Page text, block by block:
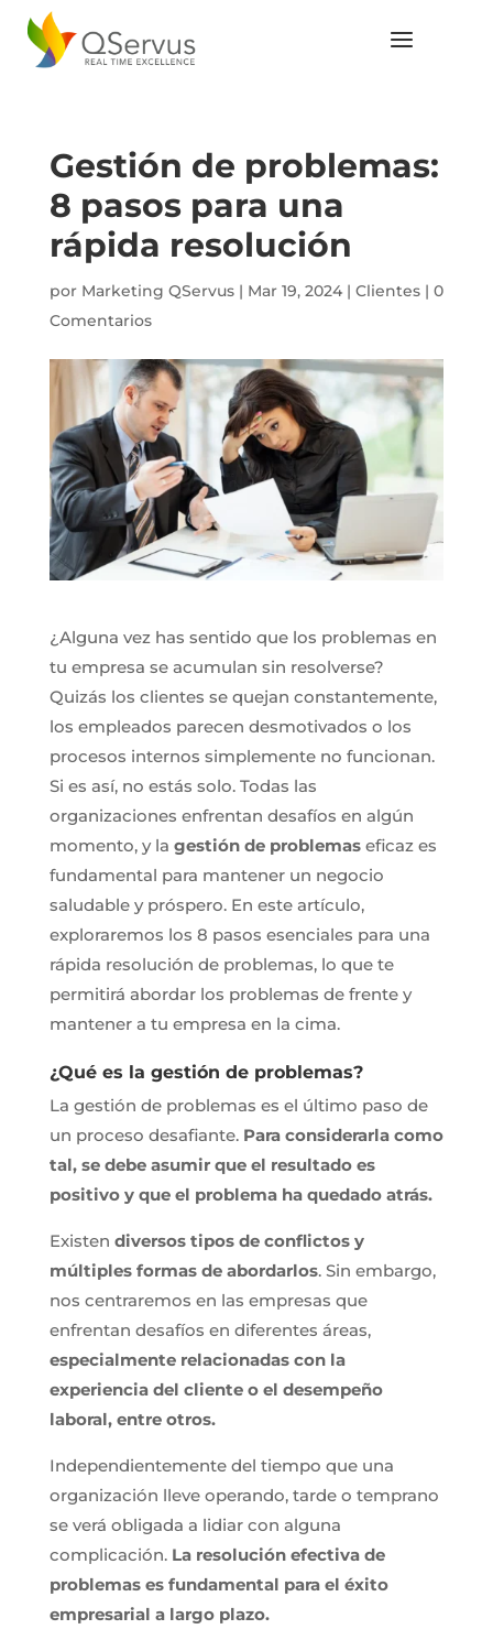
Gestión de problemas:
8 pasos para una
rápida resolución
por Marketing QServus| Mar 19, 2024| Clientes| 0
Comentarios
¿Alguna vez has sentido que los problemas en
tu empresa se acumulan sin resolverse?
Quizás los clientes se quejan constantemente,
los empleados parecen desmotivados o los
procesos internos simplemente no funcionan.
Si es así, no estás solo. Todas las
organizaciones enfrentan desafíos en algún
momento, y la gestión de problemaseficaz es
fundamental para mantener un negocio
saludable y próspero. En este artículo,
exploraremos los 8 pasos esenciales para una
rápida resolución de problemas, lo que te
permitirá abordar los problemas de frente y
mantener a tu empresa en la cima.
¿Qué es la gestión de problemas?
La gestión de problemas es el último paso de
un proceso desafiante. Para considerarla como
tal, se debe asumir que el resultado es
positivo y que el problema ha quedado atrás.
Existen diversos tipos de conflictos y
múltiples formas de abordarlos. Sin embargo,
nos centraremos en las empresas que
enfrentan desafíos en diferentes áreas,
especialmente relacionadas con la
experiencia del cliente o el desempeño
laboral, entre otros.
Independientemente del tiempo que una
organización lleve operando, tarde o temprano
se verá obligada a lidiar con alguna
complicación. La resolución efectiva de
problemas es fundamental para el éxito
empresarial a largo plazo.